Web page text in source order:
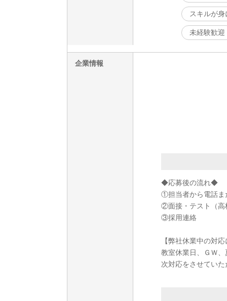
スキルが身
未経験歓迎
企業情報
◆応募後の流れ◆
①担当者から電話ま
②面接・テスト（高
③採用連絡
【弊社休業中の対
教室休業日、ＧＷ
次対応をさせてい